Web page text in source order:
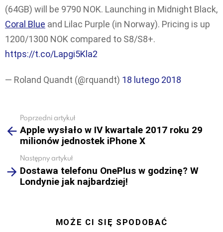
(64GB) will be 9790 NOK. Launching in Midnight Black,
Coral Blue and Lilac Purple (in Norway). Pricing is up
1200/1300 NOK compared to S8/S8+.
https://t.co/Lapgi5Kla2
— Roland Quandt (@rquandt) 18 lutego 2018
more
Poprzedni artykuł
Apple wysłało w IV kwartale 2017 roku 29
milionów jednostek iPhone X
Następny artykuł
Dostawa telefonu OnePlus w godzinę? W
Londynie jak najbardziej!
MOŻE CI SIĘ SPODOBAĆ